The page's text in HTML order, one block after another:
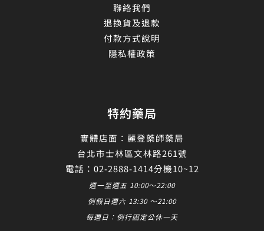
聯絡我們
退換貨及退款
付款方式說明
隱私權政策
特約藥局
實體店面：麗登藥師藥局
台北市士林區文林路261號
電話：02-2888-1414分機10~12
週一至週五 10:00～22:00
例假日週六 13:30 ～21:00
每週日：例行固定公休一天